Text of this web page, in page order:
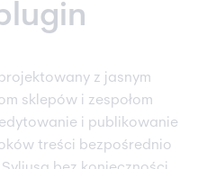
z jasnym
sklepów i zespołom
i publikowanie
treści bezpośrednio